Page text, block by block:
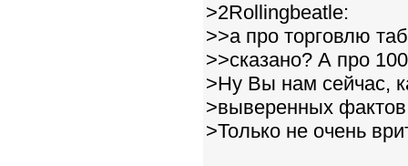
>2Rollingbeatle:
>>а про торговлю
>>сказано? А про
>Ну Вы нам сейчас,
>выверенных
>Только не очень